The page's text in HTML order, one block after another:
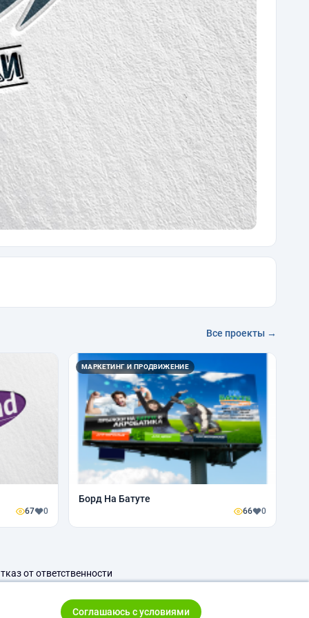
Все проекты →
67 0
МАРКЕТИНГ И ПРОДВИЖЕНИЕ
Борд На Батуте
66 0
от ответственности
Соглашаюсь с условиями